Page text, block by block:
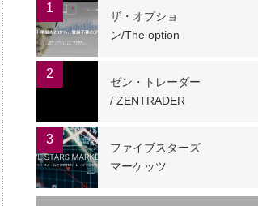
1
ザ・オプショ
ン/The option
2
ゼン・トレーダー
/ ZENTRADER
3
ファイブスターズ
マーケッツ